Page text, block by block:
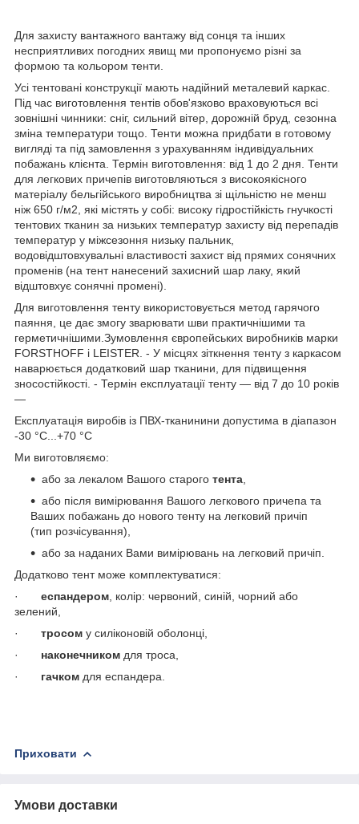
Для захисту вантажного вантажу від сонця та інших
несприятливих погодних явищ ми пропонуємо різні за
формою та кольором тенти.
Усі тентовані конструкції мають надійний металевий каркас.
Під час виготовлення тентів обов'язково враховуються всі
зовнішні чинники: сніг, сильний вітер, дорожній бруд, сезонна
зміна температури тощо. Тенти можна придбати в готовому
вигляді та під замовлення з урахуванням індивідуальних
побажань клієнта. Термін виготовлення: від 1 до 2 дня. Тенти
для легкових причепів виготовляються з високоякісного
матеріалу бельгійського виробництва зі щільністю не менш
ніж 650 г/м2, які містять у собі: високу гідростійкість гнучкості
тентових тканин за низьких температур захисту від перепадів
температур у міжсезоння низьку пальник,
водовідштовхувальні властивості захист від прямих сонячних
променів (на тент нанесений захисний шар лаку, який
відштовхує сонячні промені).
Для виготовлення тенту використовується метод гарячого
паяння, це дає змогу зварювати шви практичнішими та
герметичнішими.Зумовлення європейських виробників марки
FORSTHOFF і LEISTER. - У місцях зіткнення тенту з каркасом
наварюється додатковий шар тканини, для підвищення
зносостійкості. - Термін експлуатації тенту — від 7 до 10 років
—
Експлуатація виробів із ПВХ-тканинини допустима в діапазон
-30 °C...+70 °C
Ми виготовляємо:
або за лекалом Вашого старого тента
або після вимірювання Вашого легкового причепа та
Ваших побажань до нового тенту на легковий причіп
(тип розчісування),
або за наданих Вами вимірювань на легковий причіп.
Додатково тент може комплектуватися:
· еспандером , колір: червоний, синій, чорний або
зелений,
· тросом у силіконовій оболонці,
· наконечником для троса,
· гачком для еспандера.
Приховати
Умови доставки